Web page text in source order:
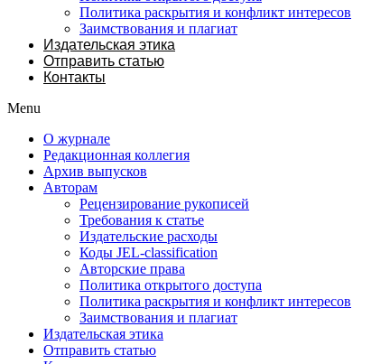
Политика раскрытия и конфликт интересов
Заимствования и плагиат
Издательская этика
Отправить статью
Контакты
Menu
О журнале
Редакционная коллегия
Архив выпусков
Авторам
Рецензирование рукописей
Требования к статье
Издательские расходы
Коды JEL-classification
Авторские права
Политика открытого доступа
Политика раскрытия и конфликт интересов
Заимствования и плагиат
Издательская этика
Отправить статью